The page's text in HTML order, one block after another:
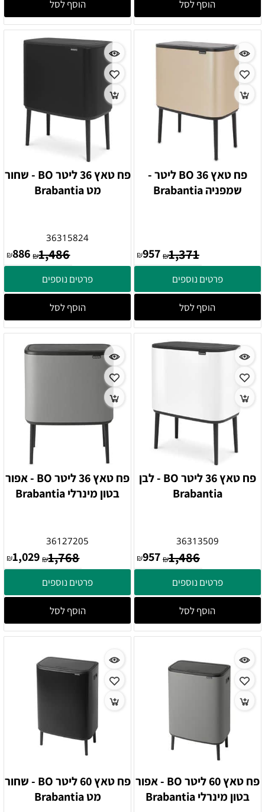
הוסף לסל הוסף לסל
פח טאץ BO 36 ליטר -
שמפניה Brabantia
₪1,371
₪957
פרטים נוספים
הוסף לסל
פח טאץ 36 ליטר BO - שחור
מט Brabantia
36315824
₪1,486
₪886
פרטים נוספים
הוסף לסל
פח טאץ 36 ליטר BO - לבן
Brabantia
36313509
₪1,486
₪957
פרטים נוספים
הוסף לסל
פח טאץ 36 ליטר BO - אפור
בטון מינרלי Brabantia
36127205
₪1,768
₪1,029
פרטים נוספים
הוסף לסל
פח טאץ 60 ליטר BO - אפור
בטון מינרלי Brabantia
פח טאץ 60 ליטר BO - שחור
מט Brabantia